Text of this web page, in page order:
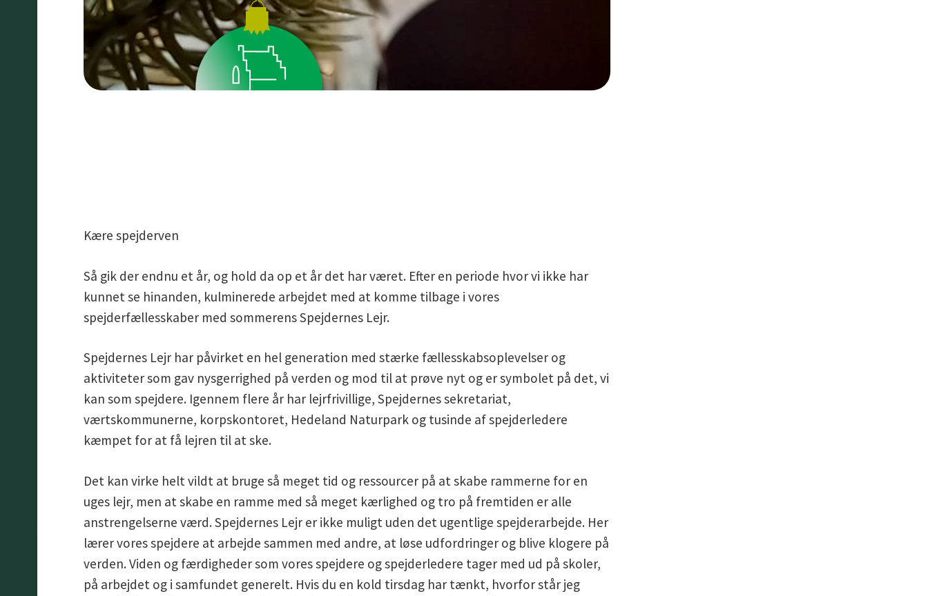
Kære spejderven
Så gik der endnu et år, og hold da op et år det har været. Efter en periode hvor vi ikke har
kunnet se hinanden, kulminerede arbejdet med at komme tilbage i vores
spejderfællesskaber med sommerens Spejdernes Lejr.
Spejdernes Lejr har påvirket en hel generation med stærke fællesskabsoplevelser og
aktiviteter som gav nysgerrighed på verden og mod til at prøve nyt og er symbolet på det, vi
kan som spejdere. Igennem flere år har lejrfrivillige, Spejdernes sekretariat,
værtskommunerne, korpskontoret, Hedeland Naturpark og tusinde af spejderledere
kæmpet for at få lejren til at ske.
Det kan virke helt vildt at bruge så meget tid og ressourcer på at skabe rammerne for en
uges lejr, men at skabe en ramme med så meget kærlighed og tro på fremtiden er alle
anstrengelserne værd. Spejdernes Lejr er ikke muligt uden det ugentlige spejderarbejde. Her
lærer vores spejdere at arbejde sammen med andre, at løse udfordringer og blive klogere på
verden. Viden og færdigheder som vores spejdere og spejderledere tager med ud på skoler,
på arbejdet og i samfundet generelt. Hvis du en kold tirsdag har tænkt, hvorfor står jeg